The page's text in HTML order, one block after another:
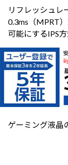
リフレッシュレ
0.3ms（MPRT
可能にするIPS
ゲーミング液晶